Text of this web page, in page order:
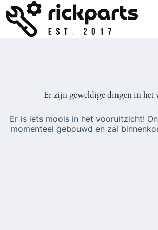
naar
de
inhoud
Er zijn geweldige dingen in het
Er is iets moois in het vooruitzicht!
momenteel gebouwd en zal